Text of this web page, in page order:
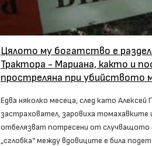
Цялото му богатство е
Трактора - Мариана, както и
простреляна при убийството
Едва няколко месеца, след като
застраховател, заровиха томахавките
отбелязват потресени от случващото
„сглобка“ между вдовиците е била